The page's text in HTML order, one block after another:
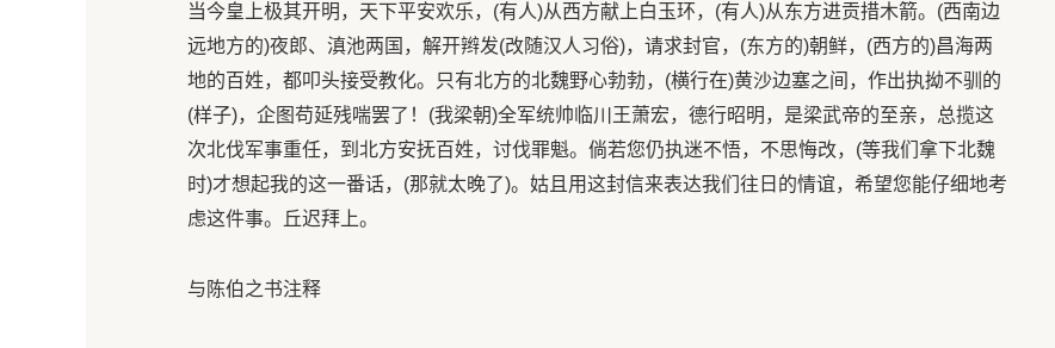
当今皇上极其开明，天下平安欢乐，(有人)从西方献上白玉环，(有人)从东方进贡措木箭。(西南边
远地方的)夜郎、滇池两国，解开辫发(改随汉人习俗)，请求封官，(东方的)朝鲜，(西方的)昌海两
地的百姓，都叩头接受教化。只有北方的北魏野心勃勃，(横行在)黄沙边塞之间，作出执拗不驯的
(样子)，企图苟延残喘罢了！(我梁朝)全军统帅临川王萧宏，德行昭明，是梁武帝的至亲，总揽这
次北伐军事重任，到北方安抚百姓，讨伐罪魁。倘若您仍执迷不悟，不思悔改，(等我们拿下北魏
时)才想起我的这一番话，(那就太晚了)。姑且用这封信来表达我们往日的情谊，希望您能仔细地考
虑这件事。丘迟拜上。
与陈伯之书注释